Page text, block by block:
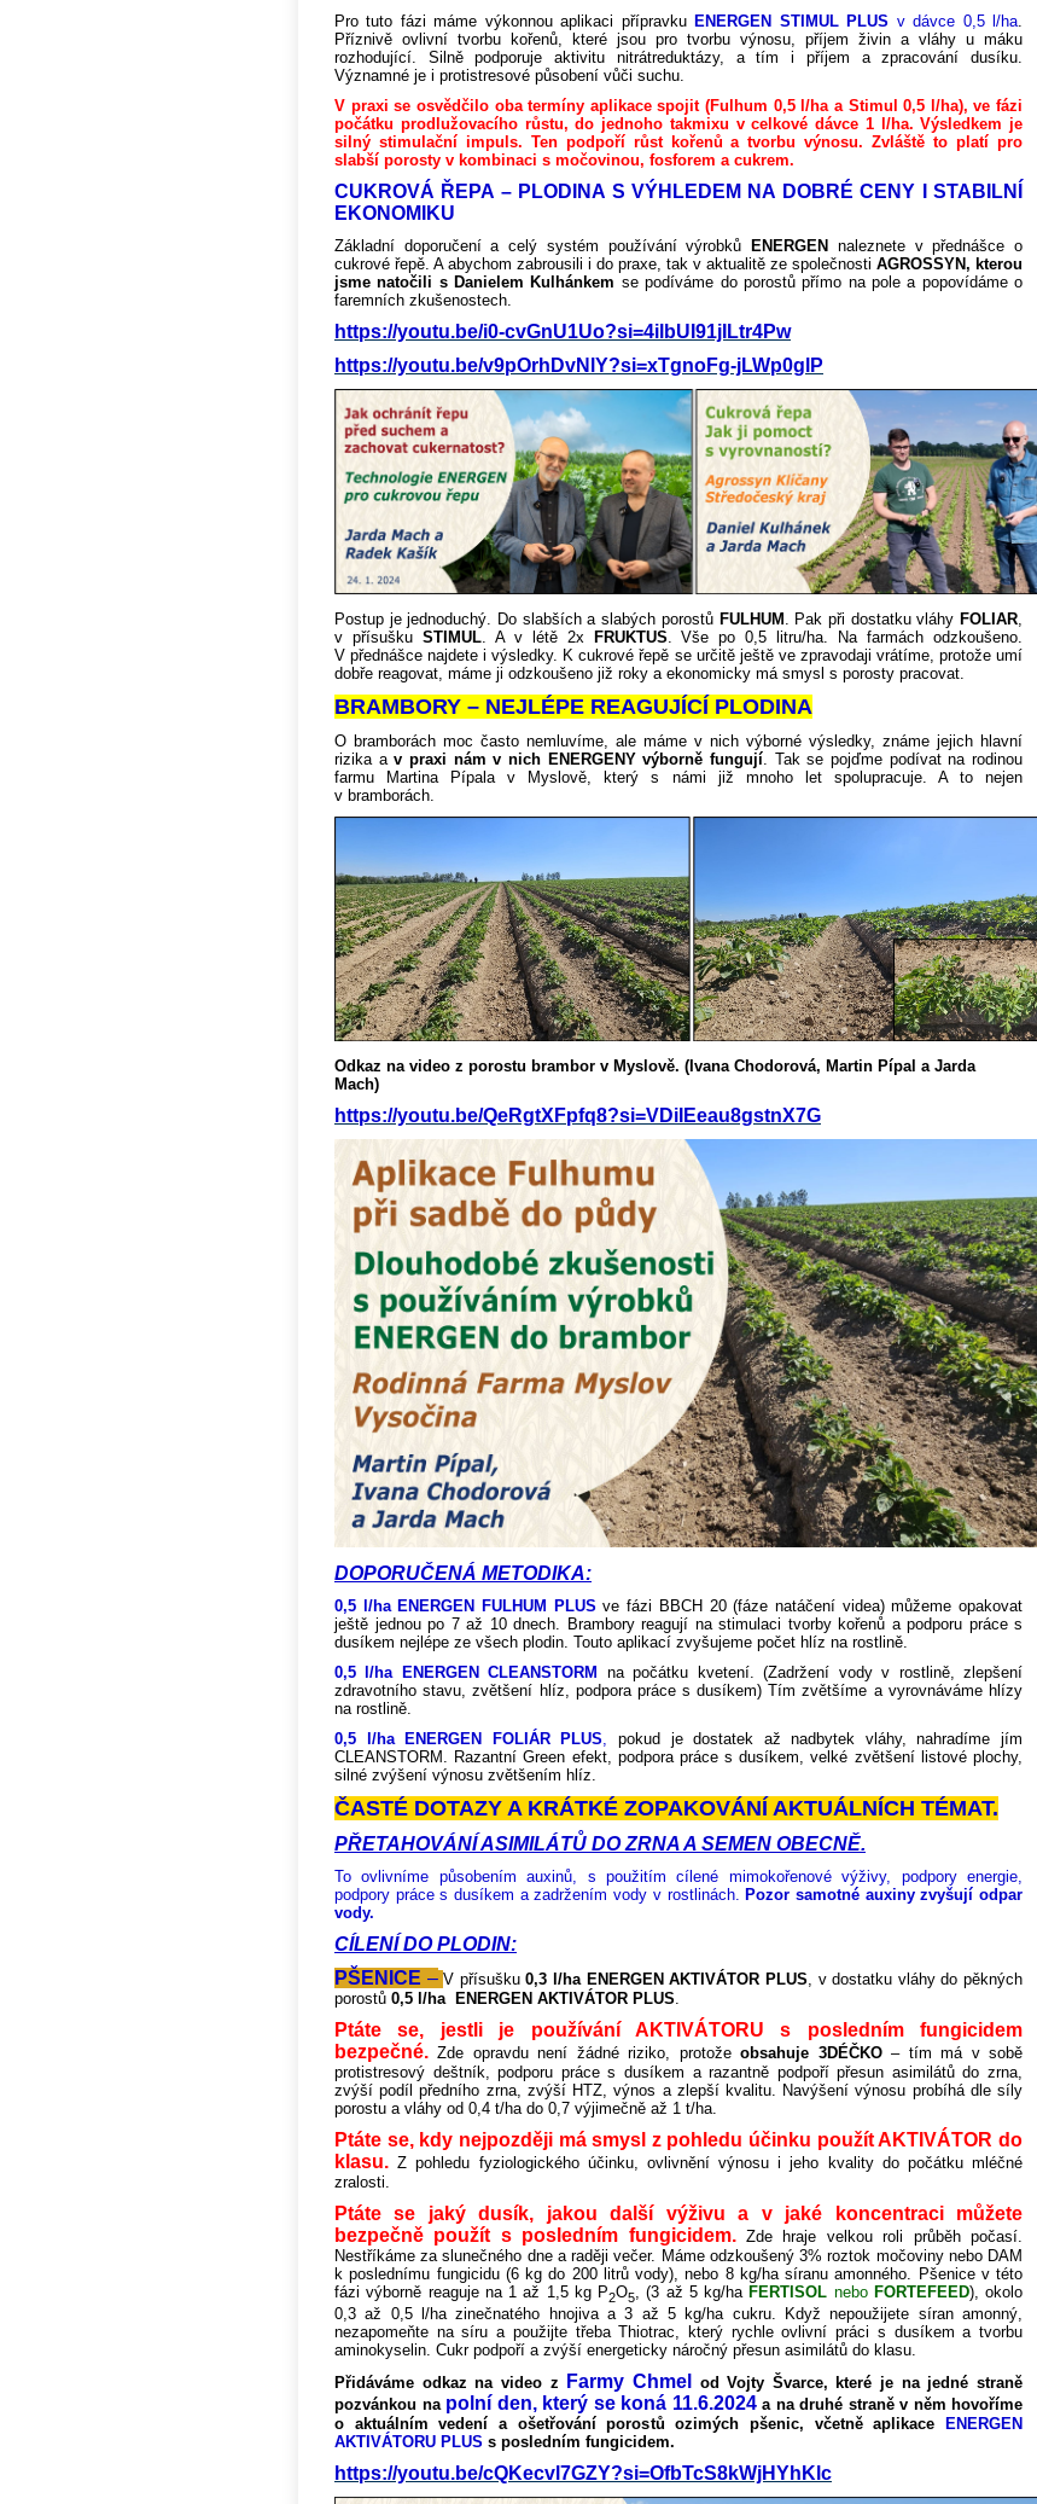
Pro tuto fázi máme výkonnou aplikaci přípravku ENERGEN STIMUL PLUS v dávce 0,5 l/ha.
Příznivě ovlivní tvorbu kořenů, které jsou pro tvorbu výnosu, příjem živin a vláhy u máku
rozhodující. Silně podporuje aktivitu nitrátreduktázy, a tím i příjem a zpracování dusíku.
Významné je i protistresové působení vůči suchu.
V praxi se osvědčilo oba termíny aplikace spojit (Fulhum 0,5 l/ha a Stimul 0,5 l/ha), ve fázi
počátku prodlužovacího růstu, do jednoho takmixu v celkové dávce 1 l/ha. Výsledkem je
silný stimulační impuls. Ten podpoří růst kořenů a tvorbu výnosu. Zvláště to platí pro
slabší porosty v kombinaci s močovinou, fosforem a cukrem.
CUKROVÁ ŘEPA – PLODINA S VÝHLEDEM NA DOBRÉ CENY I STABILNÍ
EKONOMIKU
Základní doporučení a celý systém používání výrobků ENERGEN
naleznete v přednášce o
cukrové řepě. A abychom zabrousili i do praxe, tak v aktualitě ze společnosti AGROSSYN, kterou
jsme natočili s Danielem Kulhánkem se podíváme do porostů přímo na pole a popovídáme o
faremních zkušenostech.
https://youtu.be/i0-cvGnU1Uo?si=4ilbUI91jILtr4Pw
https://youtu.be/v9pOrhDvNlY?si=xTgnoFg-jLWp0glP
Postup je jednoduchý. Do slabších a slabých porostů FULHUM . Pak při dostatku vláhy FOLIAR,
v přísušku STIMUL. A v létě 2x FRUKTUS. Vše po 0,5 litru/ha. Na farmách odzkoušeno.
V přednášce najdete i výsledky. K cukrové řepě se určitě ještě ve zpravodaji vrátíme, protože umí
dobře reagovat, máme ji odzkoušeno již roky a ekonomicky má smysl s porosty pracovat.
BRAMBORY – NEJLÉPE REAGUJÍCÍ PLODINA
O bramborách moc často nemluvíme, ale máme v nich výborné výsledky, známe jejich hlavní
rizika av praxi nám v nich ENERGENY výborně fungují. Tak se pojďme podívat na rodinou
farmu Martina Pípala v Myslově, který s námi již mnoho let spolupracuje. A to nejen
v bramborách.
Odkaz na video z porostu brambor v Myslově. (Ivana Chodorová, Martin Pípal a Jarda
Mach)
https://youtu.be/QeRgtXFpfq8?si=VDiIEeau8gstnX7G
DOPORUČENÁ METODIKA:
0,5 l/ha ENERGEN FULHUM PLUS ve fázi BBCH 20 (fáze natáčení videa) můžeme opakovat
ještě jednou po 7 až 10 dnech. Brambory reagují na stimulaci tvorby kořenů a podporu práce s
dusíkem nejlépe ze všech plodin. Touto aplikací zvyšujeme počet hlíz na rostlině.
0,5 l/ha ENERGEN CLEANSTORM
na počátku kvetení. (Zadržení vody v rostlině, zlepšení
zdravotního stavu, zvětšení hlíz, podpora práce s dusíkem) Tím zvětšíme a vyrovnáváme hlízy
na rostlině.
0,5 l/ha ENERGEN FOLIÁR PLUS, pokud je dostatek až nadbytek vláhy, nahradíme jím
CLEANSTORM. Razantní Green efekt, podpora práce s dusíkem, velké zvětšení listové plochy,
silné zvýšení výnosu zvětšením hlíz.
ČASTÉ DOTAZY A KRÁTKÉ ZOPAKOVÁNÍ AKTUÁLNÍCH TÉMAT.
PŘETAHOVÁNÍ ASIMILÁTŮ DO ZRNA A SEMEN OBECNĚ.
To ovlivníme působením auxinů, s použitím cílené mimokořenové výživy, podpory energie,
podpory práce s dusíkem a zadržením vody v rostlinách. Pozor samotné auxiny zvyšují odpar
vody.
CÍLENÍ DO PLODIN:
PŠENICE – V přísušku0,3 l/ha ENERGEN AKTIVÁTOR PLUS, v dostatku vláhy do pěkných
porostů 0,5 l/ha ENERGEN AKTIVÁTOR PLUS.
Ptáte se, jestli je používání AKTIVÁTORU s posledním fungicidem
bezpečné. Zde opravdu není žádné riziko, protožeobsahuje 3DÉČKO– tím má v sobě
protistresový deštník, podporu práce s dusíkem a razantně podpoří přesun asimilátů do zrna,
zvýší podíl předního zrna, zvýší HTZ, výnos a zlepší kvalitu. Navýšení výnosu probíhá dle síly
porostu a vláhy od 0,4 t/ha do 0,7 výjimečně až 1 t/ha.
Ptáte se, kdy nejpozději má smysl z pohledu účinku použít AKTIVÁTOR do
klasu.Z pohledu fyziologického účinku, ovlivnění výnosu i jeho kvality do počátku mléčné
zralosti.
Ptáte se jaký dusík, jakou další výživu a v jaké koncentraci můžete
bezpečně použít s posledním fungicidem. Zde hraje velkou roli průběh počasí.
Nestříkáme za slunečného dne a raději večer. Máme odzkoušený 3% roztok močoviny nebo DAM
k poslednímu fungicidu (6 kg do 200 litrů vody), nebo 8 kg/ha síranu amonného. Pšenice v této
fázi výborně reaguje na 1 až 1,5 kg P2O5, (3 až 5 kg/ha FERTISOL nebo FORTEFEED), okolo
0,3 až 0,5 l/ha zinečnatého hnojiva a 3 až 5 kg/ha cukru. Když nepoužijete síran amonný,
nezapomeňte na síru a použijte třeba Thiotrac, který rychle ovlivní práci s dusíkem a tvorbu
aminokyselin. Cukr podpoří a zvýší energeticky náročný přesun asimilátů do klasu.
Přidáváme odkaz na video z
Farmy Chmel od Vojty Švarce, které je na jedné straně
pozvánkou na polní den, který se koná 11.6.2024 a na druhé straně v něm hovoříme
o aktuálním vedení a ošetřování porostů ozimých pšenic, včetně aplikace ENERGEN
AKTIVÁTORU PLUS s posledním fungicidem.
https://youtu.be/cQKecvl7GZY?si=OfbTcS8kWjHYhKlc